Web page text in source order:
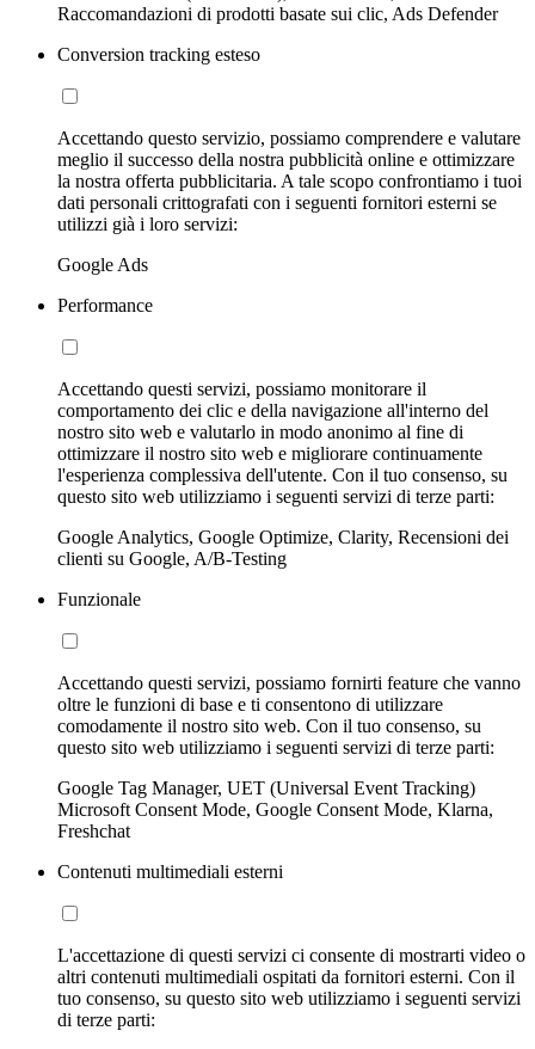
Raccomandazioni di prodotti basate sui clic, Ads Defender
Conversion tracking esteso
Accettando questo servizio, possiamo comprendere e valutare
meglio il successo della nostra pubblicità online e ottimizzare
la nostra offerta pubblicitaria. A tale scopo confrontiamo i tuoi
dati personali crittografati con i seguenti fornitori esterni se
utilizzi già i loro servizi:
Google Ads
Performance
Accettando questi servizi, possiamo monitorare il
comportamento dei clic e della navigazione all'interno del
nostro sito web e valutarlo in modo anonimo al fine di
ottimizzare il nostro sito web e migliorare continuamente
l'esperienza complessiva dell'utente. Con il tuo consenso, su
questo sito web utilizziamo i seguenti servizi di terze parti:
Google Analytics, Google Optimize, Clarity, Recensioni dei
clienti su Google, A/B-Testing
Funzionale
Accettando questi servizi, possiamo fornirti feature che vanno
oltre le funzioni di base e ti consentono di utilizzare
comodamente il nostro sito web. Con il tuo consenso, su
questo sito web utilizziamo i seguenti servizi di terze parti:
Google Tag Manager, UET (Universal Event Tracking)
Microsoft Consent Mode, Google Consent Mode, Klarna,
Freshchat
Contenuti multimediali esterni
L'accettazione di questi servizi ci consente di mostrarti video o
altri contenuti multimediali ospitati da fornitori esterni. Con il
tuo consenso, su questo sito web utilizziamo i seguenti servizi
di terze parti: